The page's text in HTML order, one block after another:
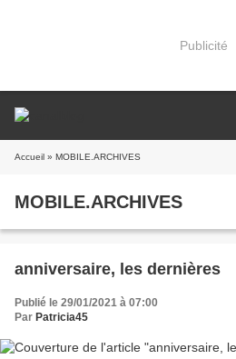
Publicité
Accueil » MOBILE.ARCHIVES
MOBILE.ARCHIVES
anniversaire, les dernières
Publié le 29/01/2021 à 07:00
Par Patricia45